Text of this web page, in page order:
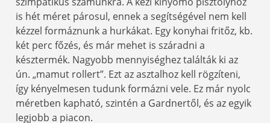
is hét méret párosul, ennek a segítségével nem kell
kézzel formáznunk a hurkákat. Egy konyhai fritőz, kb.
két perc főzés, és már mehet is száradni a
késztermék. Nagyobb mennyiséghez találták ki az
ún. „mamut rollert”. Ezt az asztalhoz kell rögzíteni,
így kényelmesen tudunk formázni vele. Ez már nyolc
méretben kapható, szintén a Gardnertől, és az egyik
legjobb a piacon.